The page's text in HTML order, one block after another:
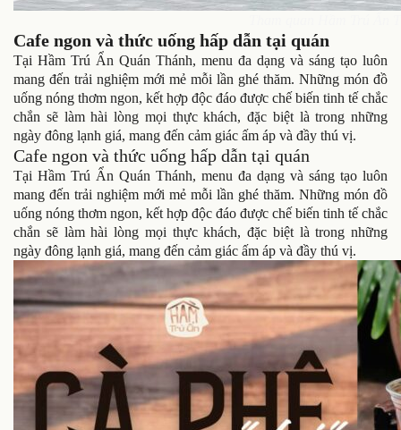
Cafe ngon và thức uống hấp dẫn tại quán
Tại Hầm Trú Ẩn Quán Thánh, menu đa dạng và sáng tạo luôn
mang đến trải nghiệm mới mẻ mỗi lần ghé thăm. Những món đồ
uống nóng thơm ngon, kết hợp độc đáo được chế biến tinh tế chắc
chắn sẽ làm hài lòng mọi thực khách, đặc biệt là trong những
ngày đông lạnh giá, mang đến cảm giác ấm áp và đầy thú vị.
Cafe ngon và thức uống hấp dẫn tại quán
Tại Hầm Trú Ẩn Quán Thánh, menu đa dạng và sáng tạo luôn
mang đến trải nghiệm mới mẻ mỗi lần ghé thăm. Những món đồ
uống nóng thơm ngon, kết hợp độc đáo được chế biến tinh tế chắc
chắn sẽ làm hài lòng mọi thực khách, đặc biệt là trong những
ngày đông lạnh giá, mang đến cảm giác ấm áp và đầy thú vị.